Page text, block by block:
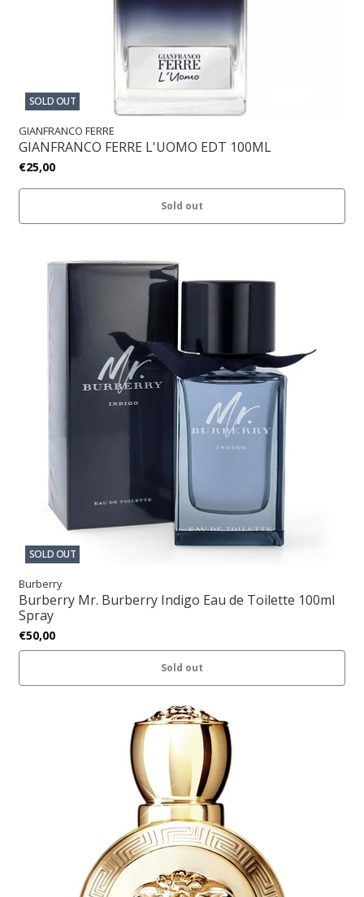
SOLD OUT
GIANFRANCO FERRE
GIANFRANCO FERRE L'UOMO EDT 100ML
€25,00
Sold out
SOLD OUT
Burberry
Burberry Mr. Burberry Indigo Eau de Toilette 100ml
Spray
€50,00
Sold out